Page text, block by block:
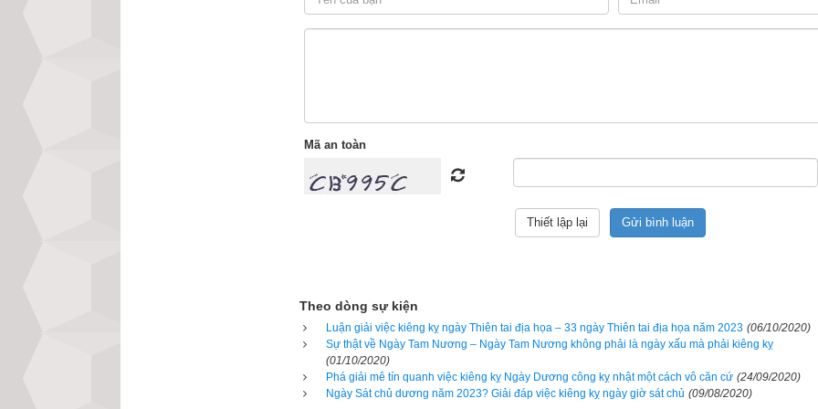
Nhiều website lịch vạn niên, xem ngày tốt xấu đều coi ngày Thập ác đại bại
Thực tế thì Ngày Thập ác đại bại
ngày Giáp Thìn, Ất Tỵ, Nhâm Thân, Bính Thân, Đinh Hợi, Canh Thìn, Mậu Tuất,
Sửu thì Lộc đều rơi vào Không (còn gọi là “Lộc” nhập Không Vong) đó là bởi vì:
Giáp lộc ở Dần, Ất lộc ở Mão. Giáp thìn tuần, Dần, Mão Không, vì vậy Giáp
Mã an toàn
Theo dòng sự kiện
Luận giải việc kiêng kỵ ngày Thiên tai địa họa – 33 ngày Thiên tai địa họa năm 2023 (06/10/2020)
Sự thật về Ngày Tam Nương – Ngày Tam Nương không phải là ngày xấu mà phải kiêng kỵ
(01/10/2020)
Phá giải mê tín quanh việc kiêng kỵ Ngày Dương công kỵ nhật một cách vô căn cứ (24/09/2020)
Ngày Sát chủ dương năm 2023? Giải đáp việc kiêng kỵ ngày giờ sát chủ (09/08/2020)